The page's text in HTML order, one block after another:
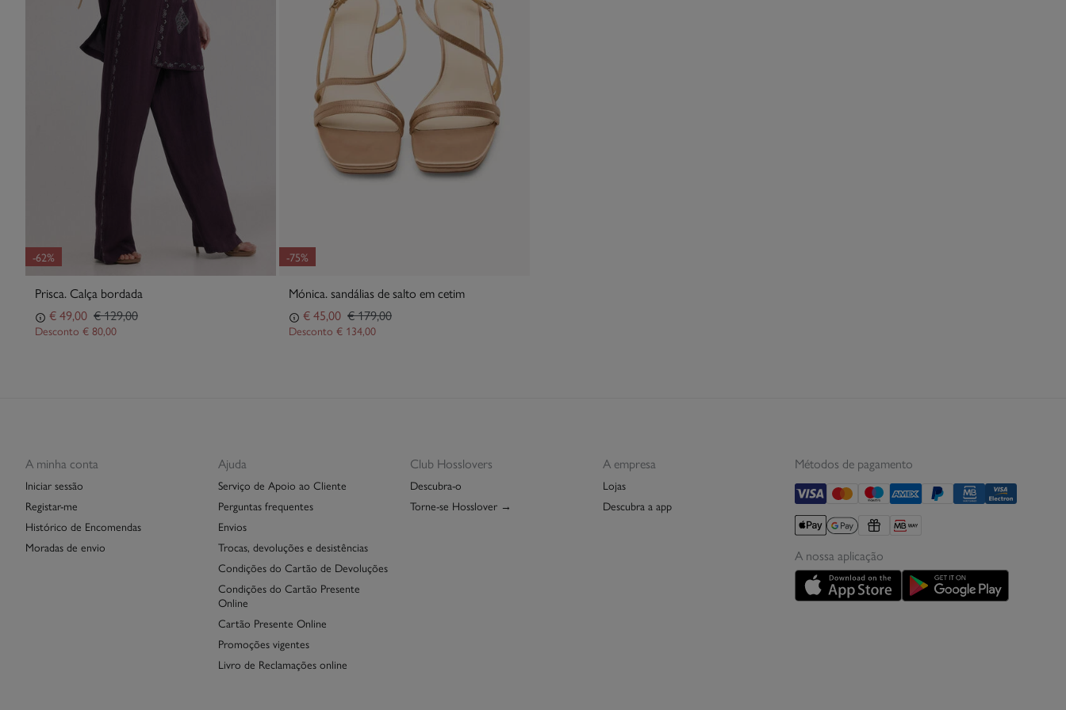
-62%
Prisca. Calça bordada
€ 49,00 € 129,00
Desconto € 80,00
-75%
Mónica. sandálias de salto em cetim
€ 45,00 € 179,00
Desconto € 134,00
A minha conta
Iniciar sessão
Registar-me
Histórico de Encomendas
Moradas de envio
Ajuda
Serviço de Apoio ao Cliente
Perguntas frequentes
Envios
Trocas, devoluções e desistências
Condições do Cartão de Devoluções
Condições do Cartão Presente
Online
Cartão Presente Online
Promoções vigentes
Livro de Reclamações online
Club Hosslovers
Descubra-o
Torne-se Hosslover →
A empresa
Lojas
Descubra a app
Métodos de pagamento
A nossa aplicação